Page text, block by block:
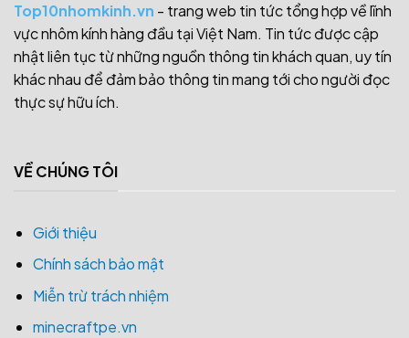
Top10nhomkinh.vn - trang web tin tức tổng hợp về lĩnh
vực nhôm kính hàng đầu tại Việt Nam. Tin tức được cập
nhật liên tục từ những nguồn thông tin khách quan, uy tín
khác nhau để đảm bảo thông tin mang tới cho người đọc
thực sự hữu ích.
VỀ CHÚNG TÔI
Giới thiệu
Chính sách bảo mật
Miễn trừ trách nhiệm
minecraftpe.vn